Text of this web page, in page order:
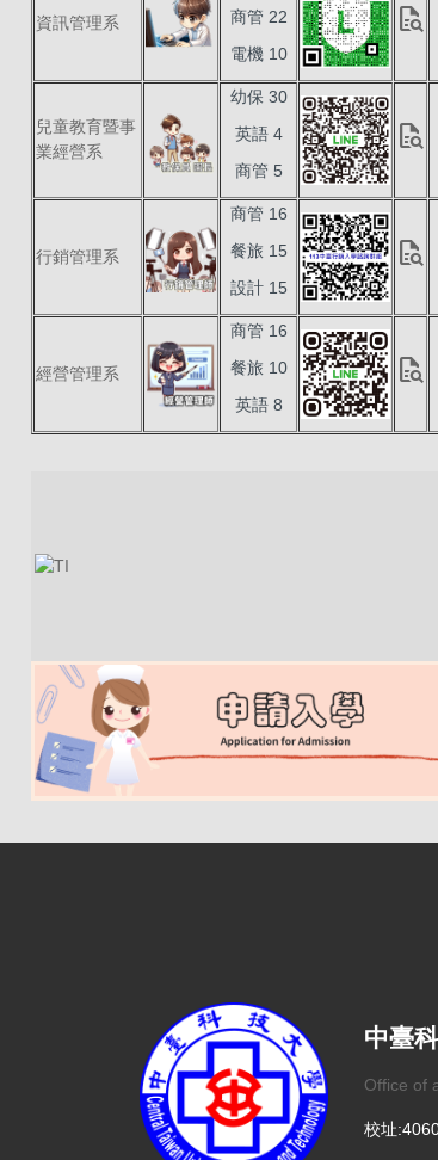
資訊管理系
商管 22
電機 10
quick_reference_all
兒童教育暨事
業經營系
幼保 30
英語 4
商管 5
quick_reference_all
行銷管理系
商管 16
餐旅 15
設計 15
quick_reference_all
經營管理系
商管 16
餐旅 10
英語 8
quick_reference_all
中臺
Office of
校址